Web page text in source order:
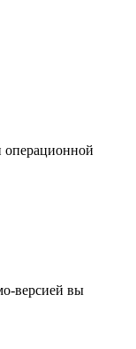
операционной
версией вы